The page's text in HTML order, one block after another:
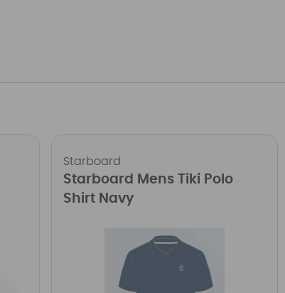
Starboard
Starboard Mens Tiki Polo
Shirt Navy